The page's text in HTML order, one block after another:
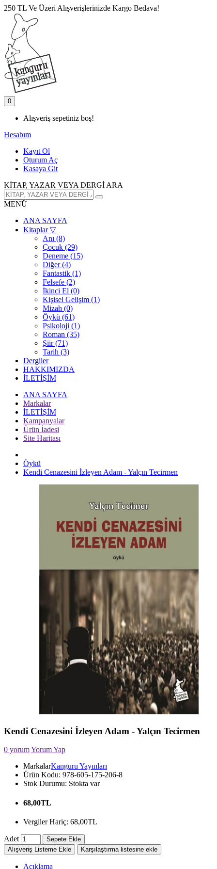
250 TL Ve Üzeri Alışverişlerinizde Kargo Bedava!
0
Alışveriş sepetiniz boş!
Hesabım
Kayıt Ol
Oturum Aç
Kasaya Git
KİTAP, YAZAR VEYA DERGİ ARA
MENÜ
ANA SAYFA
Kitaplar▽
Anı (8)
Çocuk (29)
Deneme (15)
Diğer (4)
Fantastik (1)
Felsefe (2)
İkinci El (0)
Kişisel Gelişim (1)
Mizah (0)
Öykü (61)
Psikoloji (1)
Roman (35)
Şiir (71)
Tarih (3)
Dergiler
HAKKIMIZDA
İLETİŞİM
ANA SAYFA
Markalar
İLETİŞİM
Kampanyalar
Ürün İadesi
Site Haritası
Öykü
Kendi Cenazesini İzleyen Adam - Yalçın Tecirmen
Kendi Cenazesini İzleyen Adam - Yalçın Tecirmen
0 yorumYorum Yap
MarkalarKanguru Yayınları
Ürün Kodu: 978-605-175-206-8
Stok Durumu: Stokta var
68,00TL
Vergiler Hariç: 68,00TL
Adet
Sepete Ekle
Alışveriş Listeme Ekle
Karşılaştırma listesine ekle
Açıklama